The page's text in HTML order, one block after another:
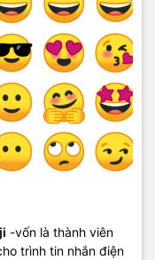
-vốn là thành viên
trình tin nhắn điện